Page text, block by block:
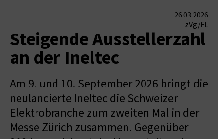
26.03.2026
zVg/FL
Steigende Ausstellerzahl
an der Ineltec
Am 9. und 10. September 2026 bringt die
neulancierte Ineltec die Schweizer
Elektrobranche zum zweiten Mal in der
Messe Zürich zusammen. Gegenüber